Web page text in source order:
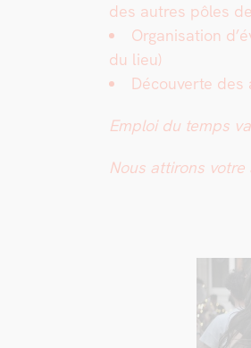
des autres pôles
Organ­i­sa­tion
du lieu)
Décou­verte
Emploi du temps
Nous attirons